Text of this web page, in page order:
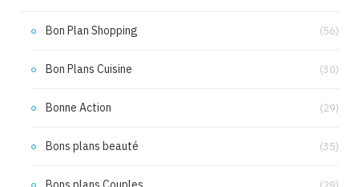
Bon Plan Shopping (56)
Bon Plans Cuisine (30)
Bonne Action (29)
Bons plans beauté (35)